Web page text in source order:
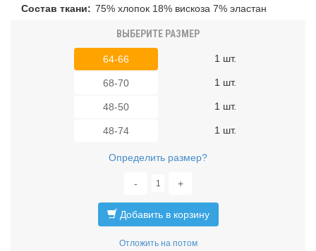
Состав ткани: 75% хлопок 18% вискоза 7% эластан
ВЫБЕРИТЕ РАЗМЕР
64-66 1 шт.
68-70 1 шт.
48-50 1 шт.
48-74 1 шт.
Определить размер?
- +
Добавить в корзину
Отложить на потом